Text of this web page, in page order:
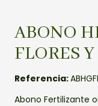
ABONO
FLORES
Referencia:
Abono Fertilizante